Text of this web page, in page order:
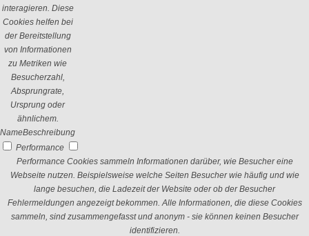
interagieren. Diese
Cookies helfen bei
der Bereitstellung
von Informationen
zu Metriken wie
Besucherzahl,
Absprungrate,
Ursprung oder
ähnlichem.
NameBeschreibung
Performance
Performance Cookies sammeln Informationen darüber, wie Besucher eine
Webseite nutzen. Beispielsweise welche Seiten Besucher wie häufig und wie
lange besuchen, die Ladezeit der Website oder ob der Besucher
Fehlermeldungen angezeigt bekommen. Alle Informationen, die diese Cookies
sammeln, sind zusammengefasst und anonym - sie können keinen Besucher
identifizieren.